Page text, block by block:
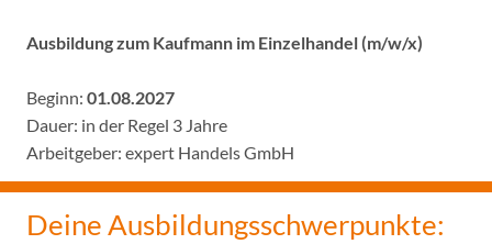
Ausbildung zum Kaufmann im Einzelhandel (m/w/x)
Beginn: 01.08.2027
Dauer: in der Regel 3 Jahre
Arbeitgeber: expert Handels GmbH
Deine Ausbildungsschwerpunkte: